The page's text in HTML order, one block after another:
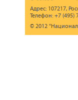
Адрес: 107217,
Телефон: +7 (495)
© 2012